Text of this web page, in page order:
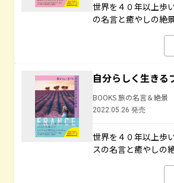
世界を４０年以上歩
の名言と癒やしの絶
自分らしく生きる
BOOKS 旅の名言＆絶景
2022.05.26 発売
世界を４０年以上歩
スの名言と癒やしの